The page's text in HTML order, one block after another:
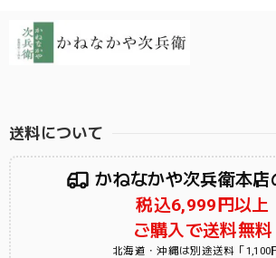
送料について
かねなかや次兵衛本店
税込6,999円以上
ご購入で送料無料
北海道・沖縄は別途送料「1,100